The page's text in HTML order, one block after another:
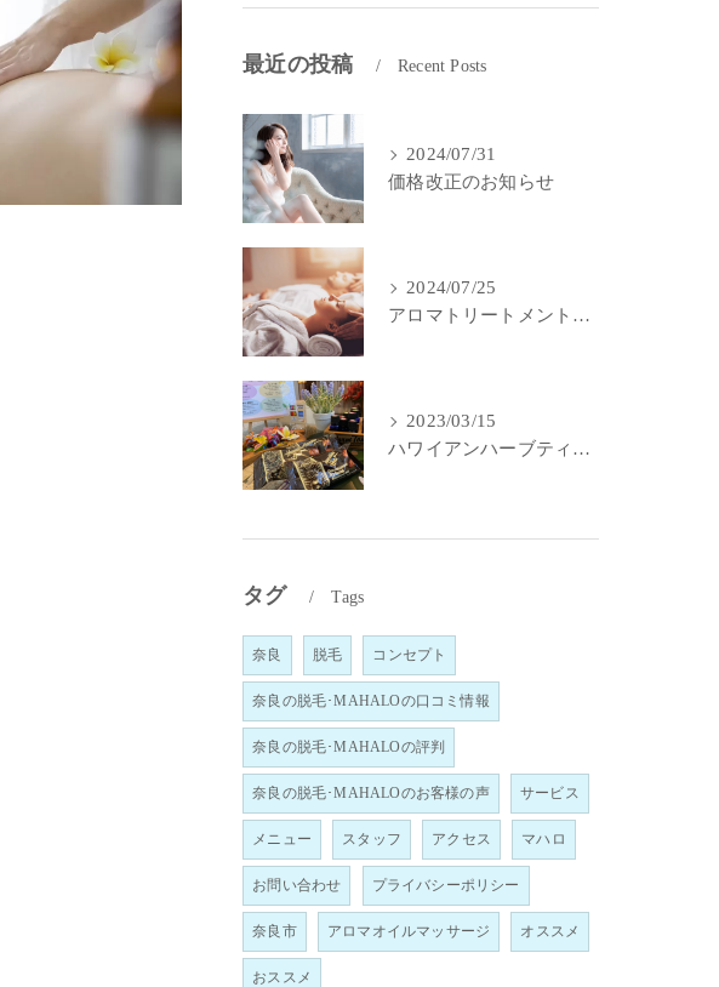
最近の投稿 Recent Posts
2024/07/31
価格改正のお知らせ
2024/07/25
アロマトリートメントで身体と心のメンテナンス
2023/03/15
ハワイアンハーブティー｜MahaLo Aloma Relaxation奈良
タグ Tags
奈良 脱毛 コンセプト
奈良の脱毛･MAHALOの口コミ情報
奈良の脱毛･MAHALOの評判
奈良の脱毛･MAHALOのお客様の声 サービス
メニュー スタッフ アクセス マハロ
お問い合わせ プライバシーポリシー
奈良市 アロマオイルマッサージ オススメ
おススメ